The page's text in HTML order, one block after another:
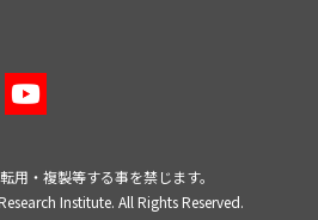
用・複製等する事を禁じます。
Institute. All Rights Reserved.